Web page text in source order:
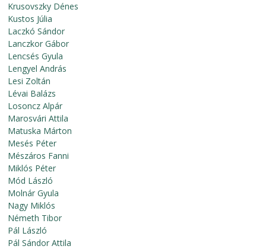
Krusovszky Dénes
Kustos Júlia
Laczkó Sándor
Lanczkor Gábor
Lencsés Gyula
Lengyel András
Lesi Zoltán
Lévai Balázs
Losoncz Alpár
Marosvári Attila
Matuska Márton
Mesés Péter
Mészáros Fanni
Miklós Péter
Mód László
Molnár Gyula
Nagy Miklós
Németh Tibor
Pál László
Pál Sándor Attila